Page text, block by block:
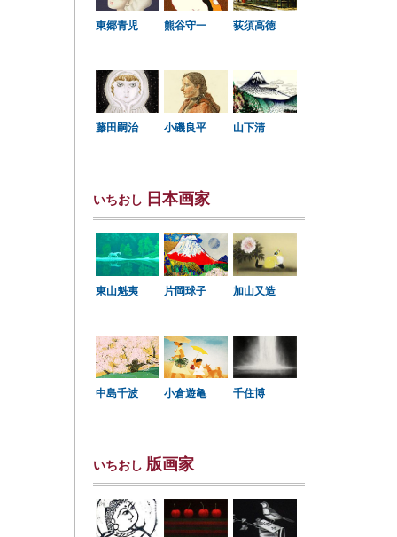
東郷青児 熊谷守一 荻須高徳
藤田嗣治 小磯良平 山下清
いちおし 日本画家
東山魁夷 片岡球子 加山又造
中島千波 小倉遊亀 千住博
いちおし 版画家